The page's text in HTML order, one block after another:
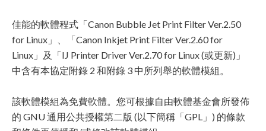
佳能的軟體程式「Canon Bubble Jet Print Filter Ver.2.50
for Linux」、「Canon Inkjet Print Filter Ver.2.60 for
Linux」及「IJ Printer Driver Ver.2.70 for Linux (或更新)」
中含有本協定附錄 2 和附錄 3 中所列舉的軟體模組。
該軟體模組為免費軟體。您可根據自由軟體基金會所發佈
的 GNU 通用公共授權第二版 (以下簡稱「GPL」) 的條款